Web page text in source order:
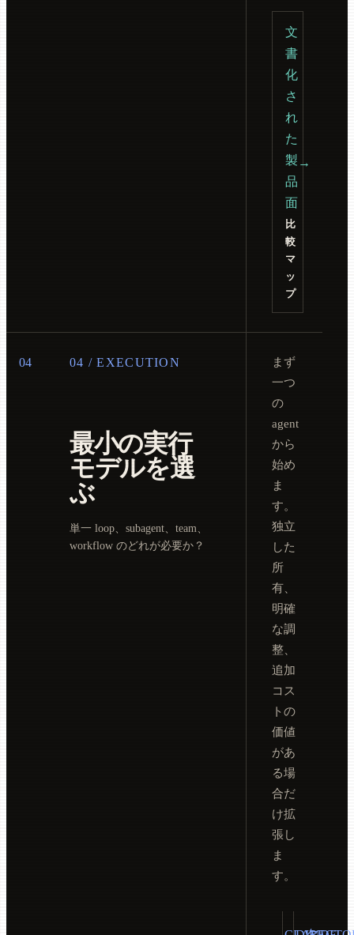
文
書
化
さ
れ
た
製
品
面
比
較
マ
ッ
プ
→
04 04 / EXECUTION
最小の実行
モデルを選
ぶ
単一 loop、subagent、team、
workflow のどれが必要か？
まず
一つ
の
agent
から
始め
ま
す。
独立
した
所
有、
明確
な調
整、
追加
コス
トの
価値
があ
る場
合だ
け拡
張し
ま
す。